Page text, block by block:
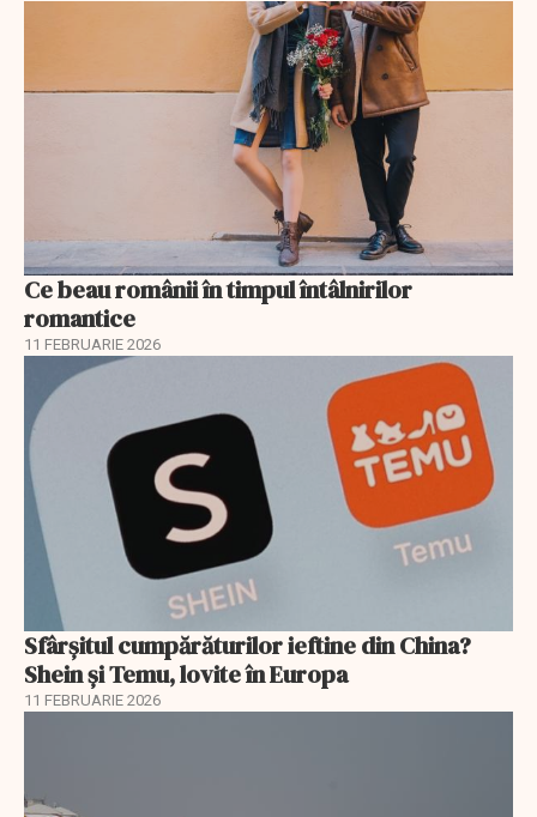
Ce beau românii în timpul întâlnirilor
romantice
11 FEBRUARIE 2026
Sfârșitul cumpărăturilor ieftine din China?
Shein și Temu, lovite în Europa
11 FEBRUARIE 2026